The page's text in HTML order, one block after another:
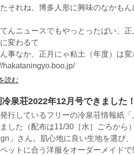
それね、博多人形に興味のなかも
んニュースでもやっとったばい、
変わるて
事なか、正月にゃ粘土（年度）は
hakataningyo.boo.jp/
読む
冷泉荘2022年12月号できました
行しているフリーの冷泉荘情報紙
した（配布は11/30［水］ごろから
」さん。肌心地に良い生地を選び
ットに合う洋服をオーダーメイド